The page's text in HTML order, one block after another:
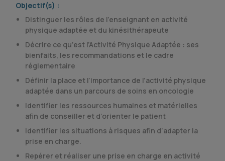
Objectif(s) :
Distinguer les rôles de l’enseignant en activité
physique adaptée et du kinésithérapeute
Décrire ce qu’est l’Activité Physique Adaptée : ses
bienfaits, les recommandations et le cadre
réglementaire
Définir la place et l’importance de l’activité physique
adaptée dans un parcours de soins en oncologie
Identifier les ressources humaines et matérielles
afin de conseiller et d’orienter le patient
Identifier les situations à risques afin d’adapter la
prise en charge.
Repérer et réaliser une prise en charge en activité